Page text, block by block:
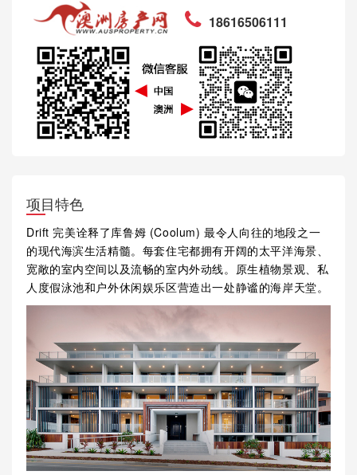
18616506111
项目特色
Drift 完美诠释了库鲁姆 (Coolum) 最令人向往的地段之一
的现代海滨生活精髓。每套住宅都拥有开阔的太平洋海景、
宽敞的室内空间以及流畅的室内外动线。原生植物景观、私
人度假泳池和户外休闲娱乐区营造出一处静谧的海岸天堂。